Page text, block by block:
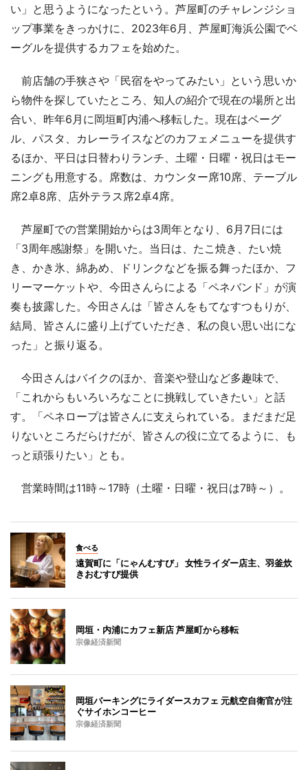
い」と思うようになったという。芦屋町のチャレンジショ
ップ事業をきっかけに、2023年6月、芦屋町海浜公園でベ
ーグルを提供するカフェを始めた。
前店舗の手狭さや「民宿をやってみたい」という思いか
ら物件を探していたところ、知人の紹介で現在の場所と出
合い、昨年6月に岡垣町内浦へ移転した。現在はベーグ
ル、パスタ、カレーライスなどのカフェメニューを提供す
るほか、平日は日替わりランチ、土曜・日曜・祝日はモー
ニングも用意する。席数は、カウンター席10席、テーブル
席2卓8席、店外テラス席2卓4席。
芦屋町での営業開始からは3周年となり、6月7日には
「3周年感謝祭」を開いた。当日は、たこ焼き、たい焼
き、かき氷、綿あめ、ドリンクなどを振る舞ったほか、フ
リーマーケットや、今田さんらによる「ペネバンド」が演
奏も披露した。今田さんは「皆さんをもてなすつもりが、
結局、皆さんに盛り上げていただき、私の良い思い出にな
った」と振り返る。
今田さんはバイクのほか、音楽や登山など多趣味で、
「これからもいろいろなことに挑戦していきたい」と話
す。「ペネロープは皆さんに支えられている。まだまだ足
りないところだらけだが、皆さんの役に立てるように、も
っと頑張りたい」とも。
営業時間は11時～17時（土曜・日曜・祝日は7時～）。
食べる
遠賀町に「にゃんむすび」 女性ライダー店主、羽釜炊
きおむすび提供
岡垣・内浦にカフェ新店 芦屋町から移転
宗像経済新聞
岡垣パーキングにライダースカフェ 元航空自衛官が注
ぐサイホンコーヒー
宗像経済新聞